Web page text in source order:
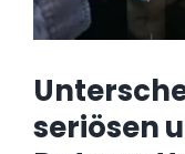
seriösen